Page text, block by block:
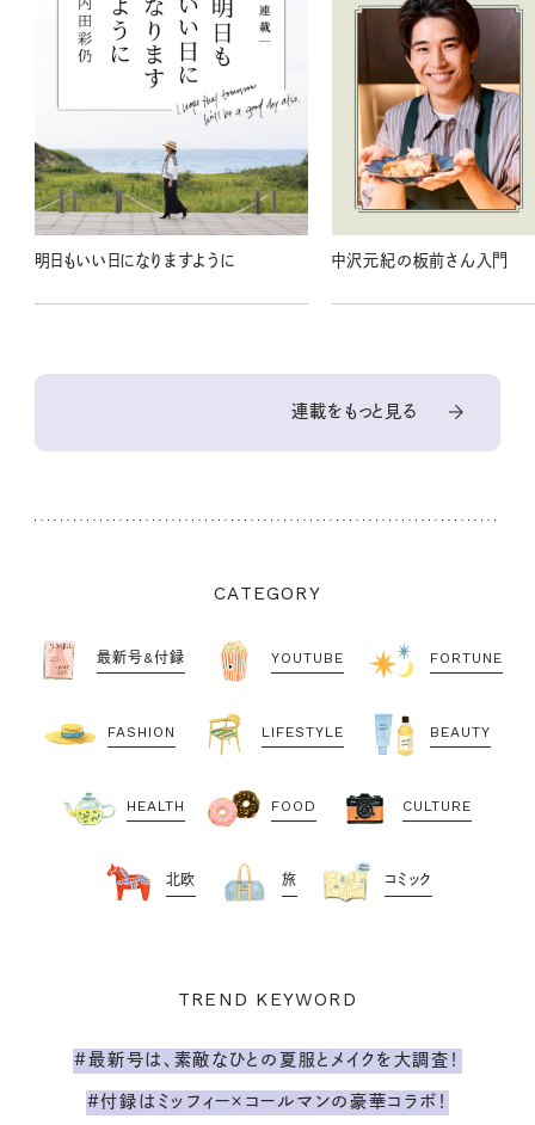
明日もいい日になりますように 中沢元紀の板前さん入門
連載をもっと見る
CATEGORY
最新号&付録 YOUTUBE FORTUNE
FASHION LIFESTYLE BEAUTY
HEALTH FOOD CULTURE
北欧 旅 コミック
TREND KEYWORD
#最新号は、素敵なひとの夏服とメイクを大調査！
#付録はミッフィー×コールマンの豪華コラボ！